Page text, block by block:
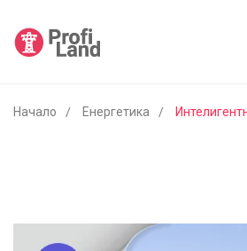
Начало Енергетика